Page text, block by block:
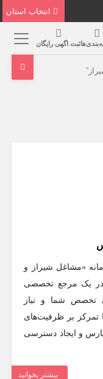
ثبت اگهی رایگان
«مشاغل شیراز و
در یک مرجع تخصصی
تخصص شما و نیاز
بر ظرفیت‌های
و ایجاد دسترسی
بیشتر بخوانید